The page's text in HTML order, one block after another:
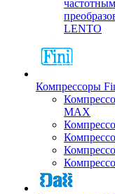
частотным
LENTO
Компрессоры
MAX